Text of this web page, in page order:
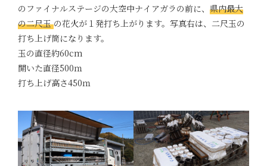
のファイナルステージの大空中ナイアガラの前に、 県内最大
の二尺玉の花火が１発打ち上がります。写真右は、二尺玉の
打ち上げ筒になります。
玉の直径約60cm
開いた直径500ｍ
打ち上げ高さ450ｍ